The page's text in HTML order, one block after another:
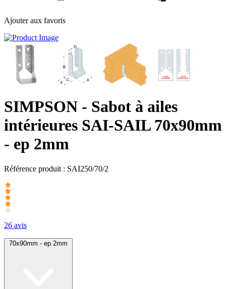
Ajouter aux favoris
SIMPSON - Sabot à ailes
intérieures SAI-SAIL 70x90mm
- ep 2mm
Référence produit : SAI250/70/2
26 avis
70x90mm - ep 2mm